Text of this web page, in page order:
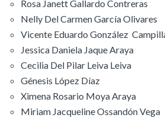
Rosa Janett Gallardo Contreras
Nelly Del Carmen García Olivares
Vicente Eduardo González
Jessica Daniela Jaque Araya
Cecilia Del Pilar Leiva Leiva
Génesis López Díaz
Ximena Rosario Moya Araya
Miriam Jacqueline Ossandón Vega